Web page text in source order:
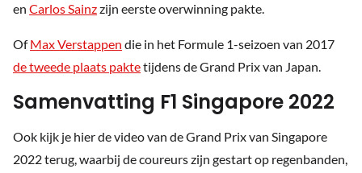
en Carlos Sainzzijn eerste overwinning pakte.
OfMax Verstappen die in het Formule 1-seizoen van 2017
de tweede plaats paktetijdens de Grand Prix van Japan.
Samenvatting F1 Singapore 2022
Ook kijk je hier de video van de Grand Prix van Singapore
2022 terug, waarbij de coureurs zijn gestart op regenbanden,